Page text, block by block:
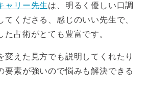
ャリー先生は、明るく優しい口調
てくださる、感じのいい先生で、
た占術がとても豊富です。
変えた見方でも説明してくれたり
要素が強いので悩みも解決できる